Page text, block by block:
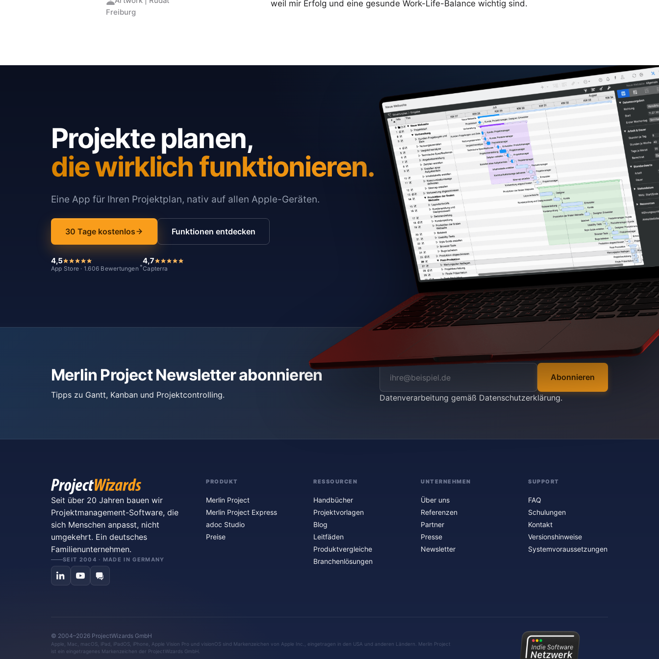
Freiburg
weil mir Erfolg und eine gesunde Work-Life-Balance wichtig sind.
Projekte planen,
die wirklich funktionieren.
Eine App für Ihren Projektplan, nativ auf allen Apple-Geräten.
30 Tage kostenlos Funktionen entdecken
4,5
App Store · 1.606 Bewertungen *
4,7
Capterra
Merlin Project Newsletter abonnieren
Tipps zu Gantt, Kanban und Projektcontrolling.
Abonnieren
Datenverarbeitung gemäß Datenschutzerklärung.
Seit über 20 Jahren bauen wir
Projektmanagement-Software, die
sich Menschen anpasst, nicht
umgekehrt. Ein deutsches
Familienunternehmen.
SEIT 2004 · MADE IN GERMANY
PRODUKT
Merlin Project
Merlin Project Express
adoc Studio
Preise
RESSOURCEN
Handbücher
Projektvorlagen
Blog
Leitfäden
Produktvergleiche
Branchenlösungen
UNTERNEHMEN
Über uns
Referenzen
Partner
Presse
Newsletter
SUPPORT
FAQ
Schulungen
Kontakt
Versionshinweise
Systemvoraussetzungen
© 2004–2026 ProjectWizards GmbH
Apple, Mac, macOS, iPad, iPadOS, iPhone, Apple Vision Pro und visionOS sind Markenzeichen von Apple Inc., eingetragen in den USA und anderen Ländern. Merlin Project
ist ein eingetragenes Markenzeichen der ProjectWizards GmbH.